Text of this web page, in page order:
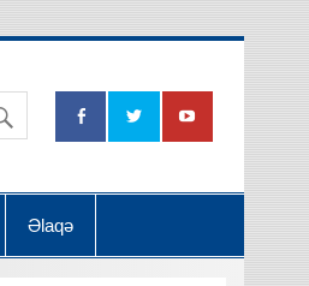
Birliyi
Əlaqə